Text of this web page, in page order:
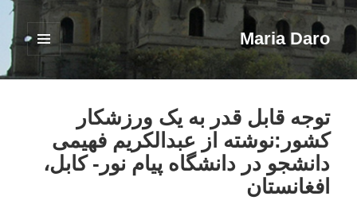
Maria Daro
فهرست
ابزارک‌ها
توجه قابل قدر به یک ورزشکار
کشور:‌نوشته از عبدالکریم فهیمی
دانشجو در دانشگاه پیام نور- کابل،
افغانستان